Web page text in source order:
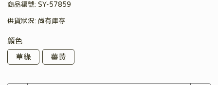
商品編號: SY-57859
供貨狀況: 尚有庫存
顏色
草綠
薑黃